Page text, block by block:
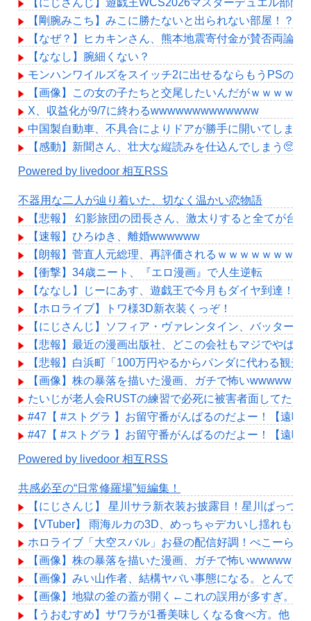
【剛腕みこち】みこに勝たないと出られない部屋！？
【なぜ？】ヒカキンさん、熊本地震寄付金が賛否両論
【ななし】腕細くない？
モンハンワイルズをスイッチ2に出せるならもうPSの選
【画像】この女の子たちと交尾したいんだがｗｗｗｗｗ
X、収益化が9/7に終わるwwwwwwwwwwwww
中国製自動車、不具合によりドアが勝手に開いてしまう
【感動】新聞さん、壮大な縦読みを仕込んでしまう🥺
Powered by livedoor 相互RSS
不器用な二人が辿り着いた、切なく温かい恋物語
【悲報】 幻影旅団の団長さん、激太りすると全てが台
【速報】ひろゆき、離婚wwwwww
【朗報】菅直人元総理、再評価されるｗｗｗｗｗｗｗ
【衝撃】34歳ニート、『エロ漫画』で人生逆転
【ななし】じーにあす、遊戯王で今月もダイヤ到達！
【ホロライブ】トワ様3D新衣装くっぞ！
【にじさんじ】ソフィア・ヴァレンタイン、バッター
【悲報】最近の漫画出版社、どこの会社もマジでやばい
【悲報】白浜町「100万円やるからパンダに代わる観光
【画像】株の暴落を描いた漫画、ガチで怖いwwwww
たいじが老人会RUSTの練習で必死に被害者面してたけ
#47【 #ストグラ 】お留守番がんばるのだよー！【遠吠
#47【 #ストグラ 】お留守番がんばるのだよー！【遠吠
Powered by livedoor 相互RSS
共感必至の“日常修羅場”短編集！
【にじさんじ】 星川サラ新衣装お披露目！星川ぱっつん
【VTuber】 雨海ルカの3D、めっちゃデカいし揺れもす
ホロライブ「大空スバル」お昼の配信好調！ぺこーら
【画像】株の暴落を描いた漫画、ガチで怖いwwwww
【画像】みい山作者、結構ヤバい事態になる。とんで
【画像】地獄の釜の蓋が開く←これの誤用が多すぎ。
【うおむすめ】サワラが1番美味しくなる食べ方。他